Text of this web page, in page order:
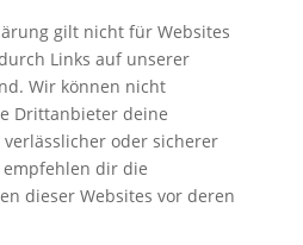
gilt nicht für Websites
Links auf unserer
Wir können nicht
Drittanbieter deine
oder sicherer
dir die
dieser Websites vor deren